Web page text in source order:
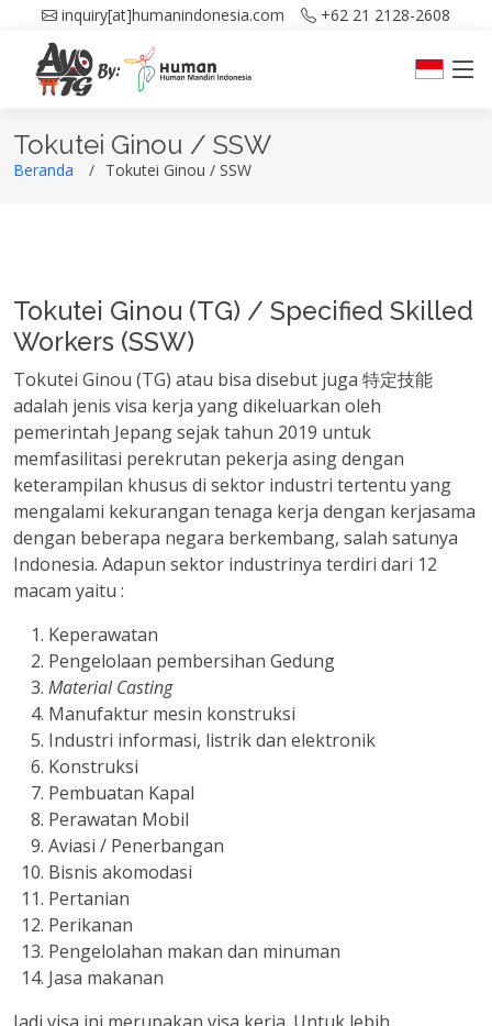
inquiry[at]humanindonesia.com +62 21 2128-2608
Tokutei Ginou / SSW
Beranda Tokutei Ginou / SSW
Tokutei Ginou (TG) / Specified Skilled
Workers (SSW)
Tokutei Ginou (TG) atau bisa disebut juga 特定技能
adalah jenis visa kerja yang dikeluarkan oleh
pemerintah Jepang sejak tahun 2019 untuk
memfasilitasi perekrutan pekerja asing dengan
keterampilan khusus di sektor industri tertentu yang
mengalami kekurangan tenaga kerja dengan kerjasama
dengan beberapa negara berkembang, salah satunya
Indonesia. Adapun sektor industrinya terdiri dari 12
macam yaitu :
Keperawatan
Pengelolaan pembersihan Gedung
Material Casting
Manufaktur mesin konstruksi
Industri informasi, listrik dan elektronik
Konstruksi
Pembuatan Kapal
Perawatan Mobil
Aviasi / Penerbangan
Bisnis akomodasi
Pertanian
Perikanan
Pengelolahan makan dan minuman
Jasa makanan